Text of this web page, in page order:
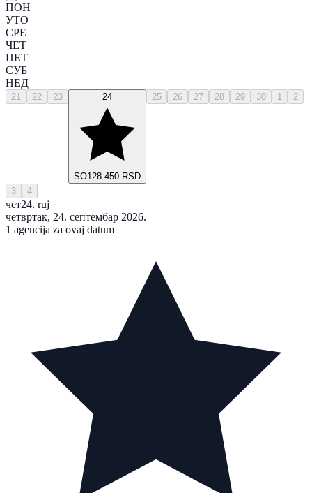
ПОН
УТО
СРЕ
ЧЕТ
ПЕТ
СУБ
НЕД
21 22 23 24
SO128.450 RSD
25 26 27 28 29 30 1 2
3 4
чет24. ruj
четвртак, 24. септембар 2026.
1 agencija za ovaj datum